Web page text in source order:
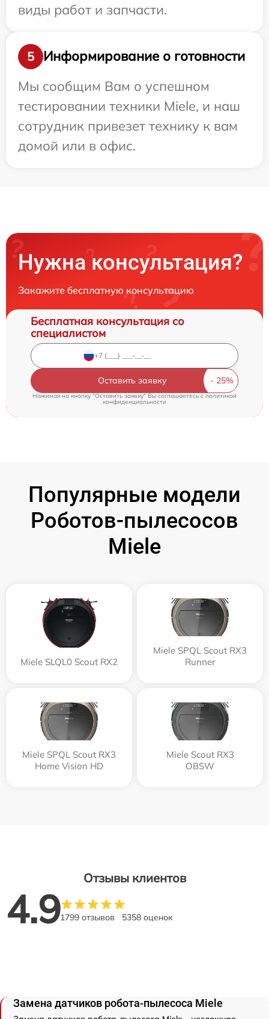
виды работ и запчасти.
5
Информирование о готовности
Мы сообщим Вам о успешном
тестировании техники Miele, и наш
сотрудник привезет технику к вам
домой или в офис.
Нужна консультация?
Закажите бесплатную консультацию
Бесплатная консультация со
специалистом
Оставить заявку
Нажимая на кнопку "Оставить заявку" Вы соглашаетесь cполитикой
конфиденциальности
Популярные модели
Роботов-пылесосов
Miele
Miele SLQL0 Scout RX2
Miele SPQL Scout RX3
Runner
Miele SPQL Scout RX3
Home Vision HD
Miele Scout RX3
OBSW
Отзывы клиентов
4.91799 отзывов 5358 оценок
Замена датчиков робота-пылесоса Miele